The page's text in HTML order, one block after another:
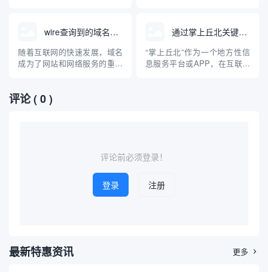
群”这样的社区组织，如何通过
群体资源、技术手段高效查找
相关域名，成为业主们关注的
话题。本文将介绍域名的基础
升。用户或企业在选择外露灯
串产品时，经常通过关键词搜
索，以获得相关的资讯、产品
或供应商信息。本文介绍了通
wire查询到的域名网站
随着互联网的快速发展，域名
成为了网站和网络服务的重要
具或关键词，帮助用户查询特
定的域名及其相关信息。本文
通过掌上丘北关键词查询到的域名
“掌上丘北”作为一个地方性信
息服务平台或APP，在互联网
开...
评论( 0 )
评论前必须登录！
登录 注册
最新特惠资讯 更多 